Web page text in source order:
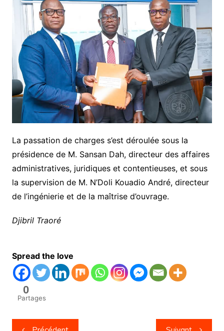
La passation de charges s’est déroulée sous la
présidence de M. Sansan Dah, directeur des affaires
administratives, juridiques et contentieuses, et sous
la supervision de M. N’Doli Kouadio André, directeur
de l’ingénierie et de la maîtrise d’ouvrage.
Djibril Traoré
Spread the love
0
Partages
Navigation